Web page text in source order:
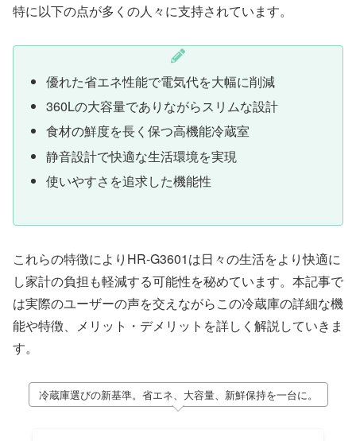
特に以下の点が多くの人々に支持されています。
優れた省エネ性能で電気代を大幅に削減
360Lの大容量でありながらスリムな設計
食材の鮮度を長く保つ高機能冷蔵室
静音設計で快適な生活環境を実現
使いやすさを追求した機能性
これらの特徴によりHR-G3601は日々の生活をより快適に
し家計の負担も軽減する可能性を秘めています。本記事で
は実際のユーザーの声を交えながらこの冷蔵庫の詳細な機
能や特徴、メリット・デメリットを詳しく解説していきま
す。
冷蔵庫選びの新基準。省エネ、大容量、新鮮保持を一台に。